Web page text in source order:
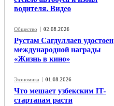
водителя. Видео
Общество 02.08.2026
Рустам Сагдуллаев удостоен
международной награды
«Жизнь в кино»
Экономика 01.08.2026
Что мешает узбекским IT-
стартапам расти